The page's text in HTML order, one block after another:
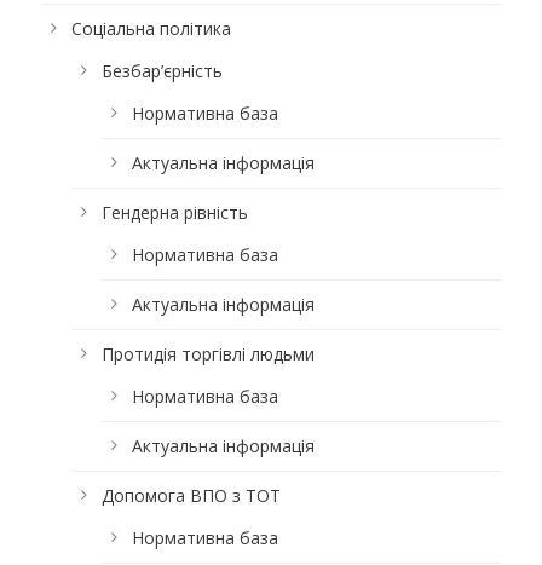
Соціальна політика
Безбар’єрність
Нормативна база
Актуальна інформація
Гендерна рівність
Нормативна база
Актуальна інформація
Протидія торгівлі людьми
Нормативна база
Актуальна інформація
Допомога ВПО з ТОТ
Нормативна база